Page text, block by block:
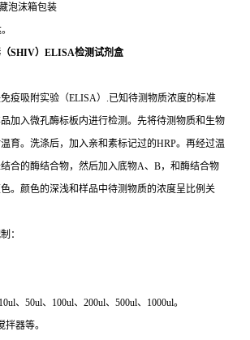
泡沫箱包装
SHIV）ELISA检测试剂盒
疫吸附实验（ELISA）.已知待测物质浓度的标准
加入微孔酶标板内进行检测。先将待测物质和生物
育。洗涤后，加入亲和素标记过的HRP。再经过温
合的酶结合物，然后加入底物A、B，和酶结合物
。颜色的深浅和样品中待测物质的浓度呈比例关
：
、50ul、100ul、200ul、500ul、1000ul。
器等。